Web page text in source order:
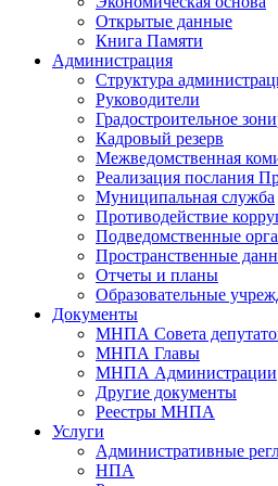
Открытые данные
Книга Памяти
Администрация
Структура
Руководители
Градостроительное
Кадровый резерв
Межведомственная
Реализация послания
Муниципальная служба
Противодействие
Подведомственные
Пространственные
Отчеты и планы
Образовательные
Документы
МНПА Совета
МНПА Главы
МНПА Администрации
Другие документы
Реестры МНПА
Услуги
Административные
НПА